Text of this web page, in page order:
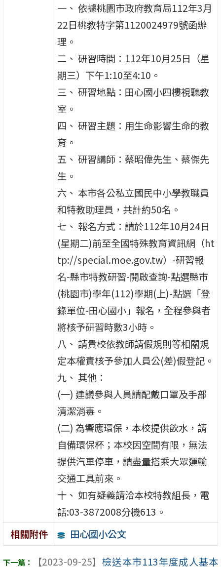
一、 依據桃園市政府教育局112年3月
22日桃教特字第1120024979號函辦
理。
二、 研習時間：112年10月25日（星
期三）下午1:10至4:10。
三、 研習地點：田心國小四樓視聽教
室。
四、 研習主題：用生命影響生命的教
育。
五、 研習講師：蔡昭偉先生、蔡傑先
生。
六、 本市各公私立國民中小學教職員
和特教助理員，共計約50名。
七、 報名方式：請於112年10月24日
(星期二)前至全國特殊教育資訊網（ht
tp://special.moe.gov.tw）-研習報
名-縣市特教研習-開啟查詢-點選縣市
(桃園市)學年(112)學期(上)-點選「登
錄單位-田心國小」報名，全程參與者
將核予研習時數3小時。
八、 請貴校依教師請假規則等相關規
定本權責核予參加人員公(差)假登記。
九、 其他：
(一) 建議參與人員請配戴口罩及手部
清潔消毒。
(二) 為響應環保，本校提供飲水，請
自備環保杯；本校因空間有限，無法
提供汽車停車，請盡量搭乘大眾運輸
交通工具前來。
十、 如有疑義請洽本校特教組長，電
話:03-3872008分機613。
相關附件
田心國小公文
【2023-09-25】 檢送本市113年度成人基本